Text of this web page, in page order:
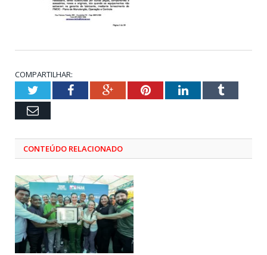
COMPARTILHAR:
TwitterFacebookGoogle+PinterestLinkedInTumblr
Email
CONTEÚDO RELACIONADO